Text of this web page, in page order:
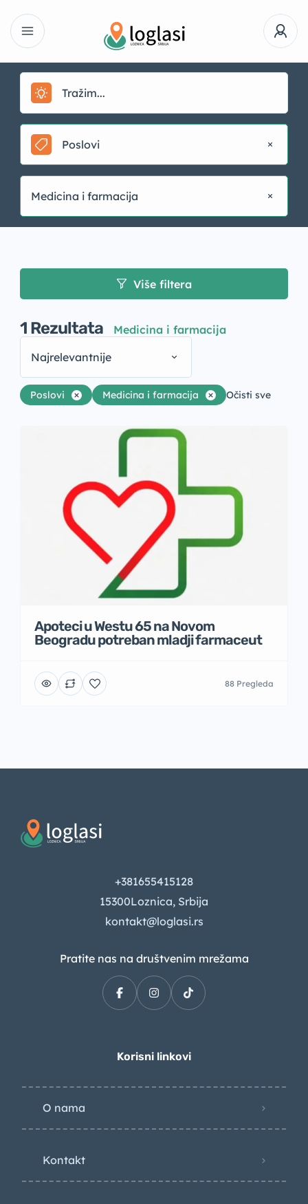
Poslovi
Medicina i farmacija
Više filtera
1 Rezultata
Medicina i farmacija
Najrelevantnije
Poslovi Medicina i farmacija Očisti sve
Apoteci u Westu 65 na Novom
Beogradu potreban mladji farmaceut
88 Pregleda
+381655415128
15300Loznica, Srbija
kontakt@loglasi.rs
Pratite nas na društvenim mrežama
Korisni linkovi
O nama
Kontakt